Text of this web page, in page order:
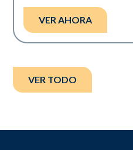
VER AHORA
VER TODO